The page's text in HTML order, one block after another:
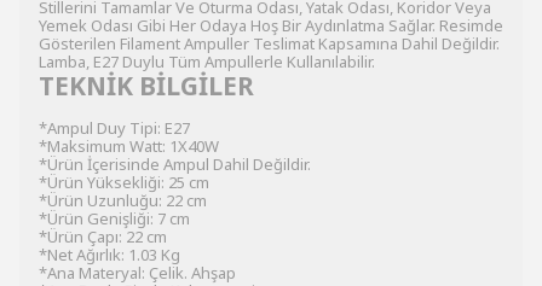
Stillerini Tamamlar Ve Oturma Odası, Yatak Odası, Koridor Veya
Yemek Odası Gibi Her Odaya Hoş Bir Aydınlatma Sağlar. Resimde
Gösterilen Filament Ampuller Teslimat Kapsamına Dahil Değildir.
Lamba, E27 Duylu Tüm Ampullerle Kullanılabilir.
TEKNİK BİLGİLER
*Ampul Duy Tipi: E27
*Maksimum Watt: 1X40W
*Ürün İçerisinde Ampul Dahil Değildir.
*Ürün Yüksekliği: 25 cm
*Ürün Uzunluğu: 22 cm
*Ürün Genişliği: 7 cm
*Ürün Çapı: 22 cm
*Net Ağırlık: 1.03 Kg
*Ana Materyal: Çelik. Ahşap